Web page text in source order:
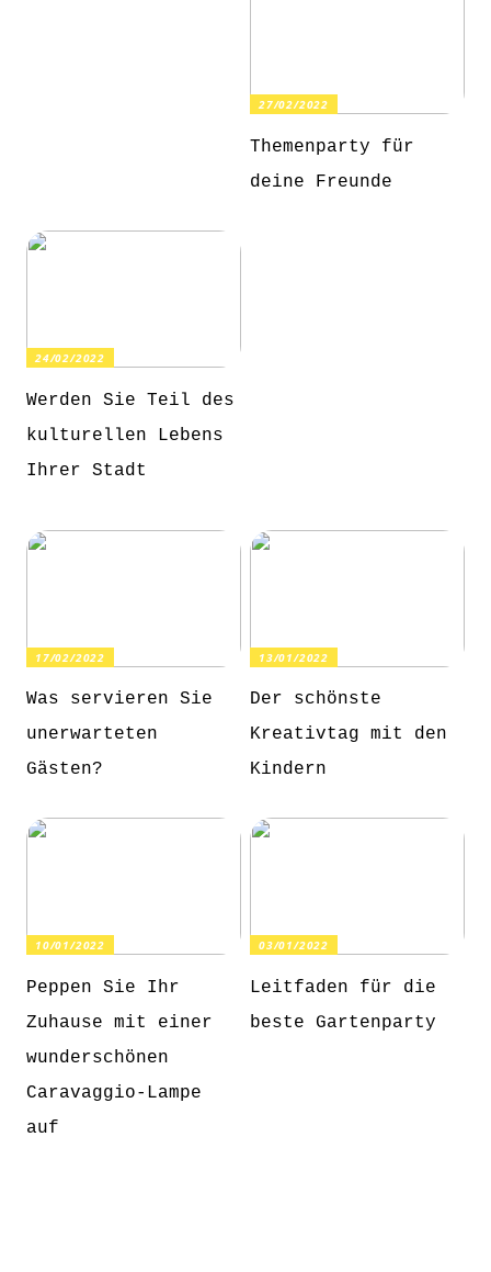
27/02/2022
Themenparty für
deine Freunde
24/02/2022
Werden Sie Teil des
kulturellen Lebens
Ihrer Stadt
17/02/2022
Was servieren Sie
unerwarteten
Gästen?
13/01/2022
Der schönste
Kreativtag mit den
Kindern
10/01/2022
Peppen Sie Ihr
Zuhause mit einer
wunderschönen
Caravaggio-Lampe
auf
03/01/2022
Leitfaden für die
beste Gartenparty